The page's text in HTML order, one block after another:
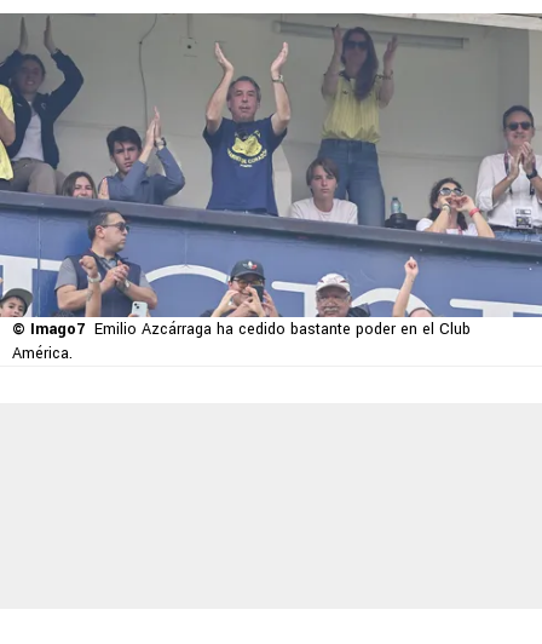
© Imago7 Emilio Azcárraga ha cedido bastante poder en el Club
América.